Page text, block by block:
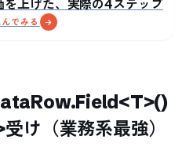
を上げた、実際の4ステップ
でみる
け（業務系最強）